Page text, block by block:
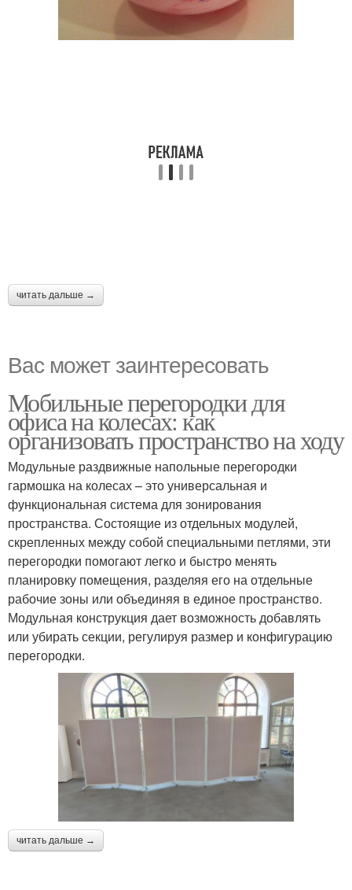
читать дальше →
Вас может заинтересовать
Мобильные перегородки для
офиса на колесах: как
организовать пространство на ходу
Модульные раздвижные напольные перегородки
гармошка на колесах – это универсальная и
функциональная система для зонирования
пространства. Состоящие из отдельных модулей,
скрепленных между собой специальными петлями, эти
перегородки помогают легко и быстро менять
планировку помещения, разделяя его на отдельные
рабочие зоны или объединяя в единое пространство.
Модульная конструкция дает возможность добавлять
или убирать секции, регулируя размер и конфигурацию
перегородки.
читать дальше →